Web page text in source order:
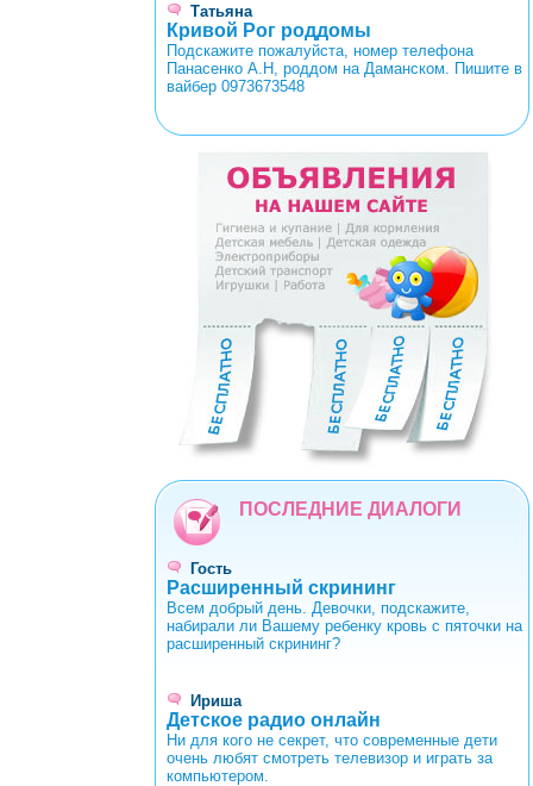
Татьяна
Кривой Рог роддомы
Подскажите пожалуйста, номер телефона
Панасенко А.Н, роддом на Даманском. Пишите в
вайбер 0973673548
0123456789
ПОСЛЕДНИЕ ДИАЛОГИ
Гость
Расширенный скрининг
Всем добрый день. Девочки, подскажите,
набирали ли Вашему ребенку кровь с пяточки на
расширенный скрининг?
Ириша
Детское радио онлайн
Ни для кого не секрет, что современные дети
очень любят смотреть телевизор и играть за
компьютером.